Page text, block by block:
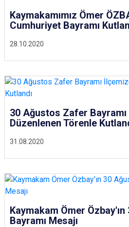
28.10.2020
Kaymakamımız Ömer
Cumhuriyet Bayramı
31.08.2020
30 Ağustos Zafer
Düzenlenen Törenle
Kaymakam Ömer
Bayramı Mesajı